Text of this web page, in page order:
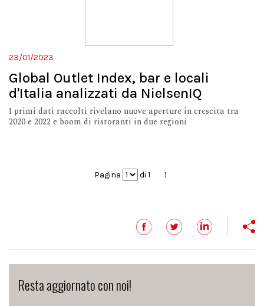
23/01/2023
Global Outlet Index, bar e locali
d'Italia analizzati da NielsenIQ
I primi dati raccolti rivelano nuove aperture in crescita tra
2020 e 2022 e boom di ristoranti in due regioni
Pagina di 1 1
Resta aggiornato con noi!